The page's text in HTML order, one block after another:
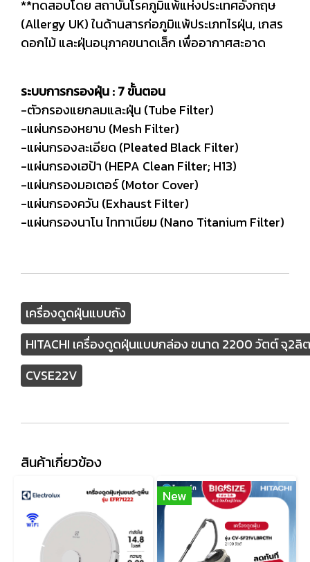
**ทดสอบโดย สถาบันโรคภูมิแพ้แห่งประเทศอังกฤษ
(Allergy UK) ในด้านสารก่อภูมิแพ้ประเภทไรฝุ่น, เกสร
ดอกไม้ และฝุ่นอนุภาคขนาดเล็ก เพื่ออากาศสะอาด
ระบบการกรองฝุ่น : 7 ขั้นตอน
-ตัวกรองแยกลมและฝุ่น (Tube Filter)
-แผ่นกรองหยาบ (Mesh Filter)
-แผ่นกรองละเอียด (Pleated Black Filter)
-แผ่นกรองเฮป้า (HEPA Clean Filter; H13)
-แผ่นกรองมอเตอร์ (Motor Cover)
-แผ่นกรองควัน (Exhaust Filter)
-แผ่นกรองนาโน ไททาเนียม (Nano Titanium Filter)
เครื่องดูดฝุ่นแบบถัง
HITACHI เครื่องดูดฝุ่นแบบกล่อง ขนาด 2200 วัตต์ จุ2ลิ
CVSE22V
สินค้าเกี่ยวข้อง
New